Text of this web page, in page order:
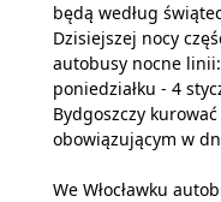
będą według
Dzisiejszej nocy
autobusy nocne
poniedziałku - 4
Bydgoszczy
obowiązującym w
We Włocławku